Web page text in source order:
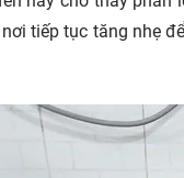
tiếp tục tăng nhẹ